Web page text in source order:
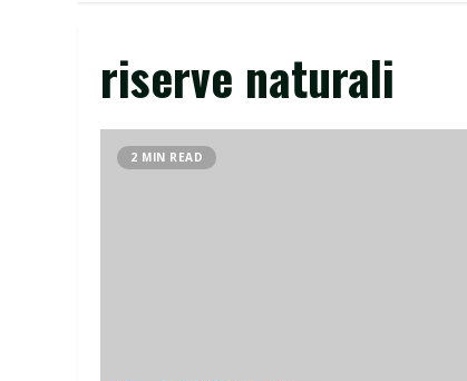
riserve naturali
2 MIN READ